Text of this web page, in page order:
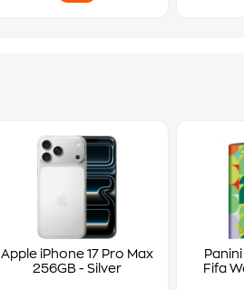
Apple iPhone 17 Pro Max
256GB - Silver
Fifa